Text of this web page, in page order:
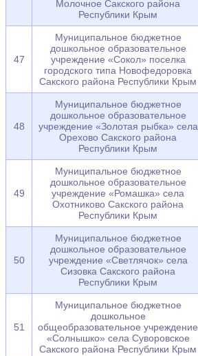
Молочное Сакского района
Республики Крым
47
Муниципальное бюджетное
дошкольное образовательное
учреждение «Сокол» поселка
городского типа Новофедоровка
Сакского района Республики Крым
48
Муниципальное бюджетное
дошкольное образовательное
учреждение «Золотая рыбка» села
Орехово Сакского района
Республики Крым
49
Муниципальное бюджетное
дошкольное образовательное
учреждение «Ромашка» села
Охотниково Сакского района
Республики Крым
50
Муниципальное бюджетное
дошкольное образовательное
учреждение «Светлячок» села
Сизовка Сакского района
Республики Крым
51
Муниципальное бюджетное
дошкольное
общеобразовательное учреждение
«Солнышко» села Суворовское
Сакского района Республики Крым